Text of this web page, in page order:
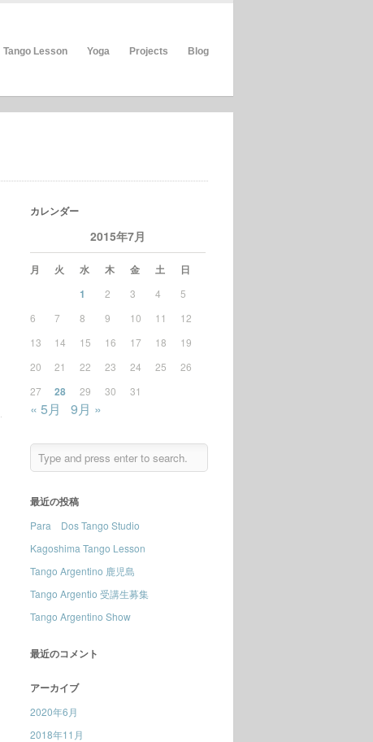
Tango Lesson Yoga Projects Blog
カレンダー
2015年7月
月 火 水 木 金 土
日
1
2 3 4
5
6
7 8 9 10 11
12
13
14 15 16 17 18
19
20
21 22 23 24 25
26
27
28 29 30 31
« 5月 9月 »
最近の投稿
Para Dos Tango Studio
Kagoshima Tango Lesson
Tango Argentino 鹿児島
Tango Argentio 受講生募集
Tango Argentino Show
最近のコメント
アーカイブ
2020年6月
2018年11月